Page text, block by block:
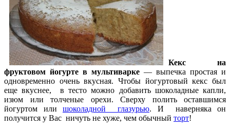
Кекс на
фруктовом йогурте в мультиварке — выпечка простая и
одновременно очень вкусная. Чтобы йогуртовый кекс был
еще вкуснее, в тесто можно добавить шоколадные капли,
изюм или толченые орехи. Сверху полить оставшимся
йогуртом или шоколадной глазурью. И наверняка он
получится у Вас ничуть не хуже, чем обычный торт!